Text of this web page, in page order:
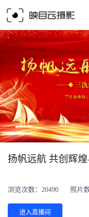
扬帆远航
浏览次数：20490 照片
进入直播间